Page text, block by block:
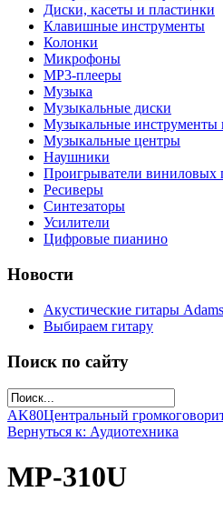
Диски, касеты и пластинки
Клавишные инструменты
Колонки
Микрофоны
МР3-плееры
Музыка
Музыкальные диски
Музыкальные инструменты
Музыкальные центры
Наушники
Проигрыватели виниловых
Ресиверы
Синтезаторы
Усилители
Цифровые пианино
Новости
Акустические гитары Adams
Выбираем гитару
Поиск по сайту
AK80Центральный
Вернуться к: Аудиотехника
MP-310U